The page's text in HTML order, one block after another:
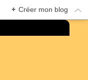
+ Créer mon blog